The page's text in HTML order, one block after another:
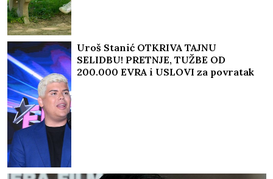
Uroš Stanić OTKRIVA TAJNU
SELIDBU! PRETNJE, TUŽBE OD
200.000 EVRA i USLOVI za povratak